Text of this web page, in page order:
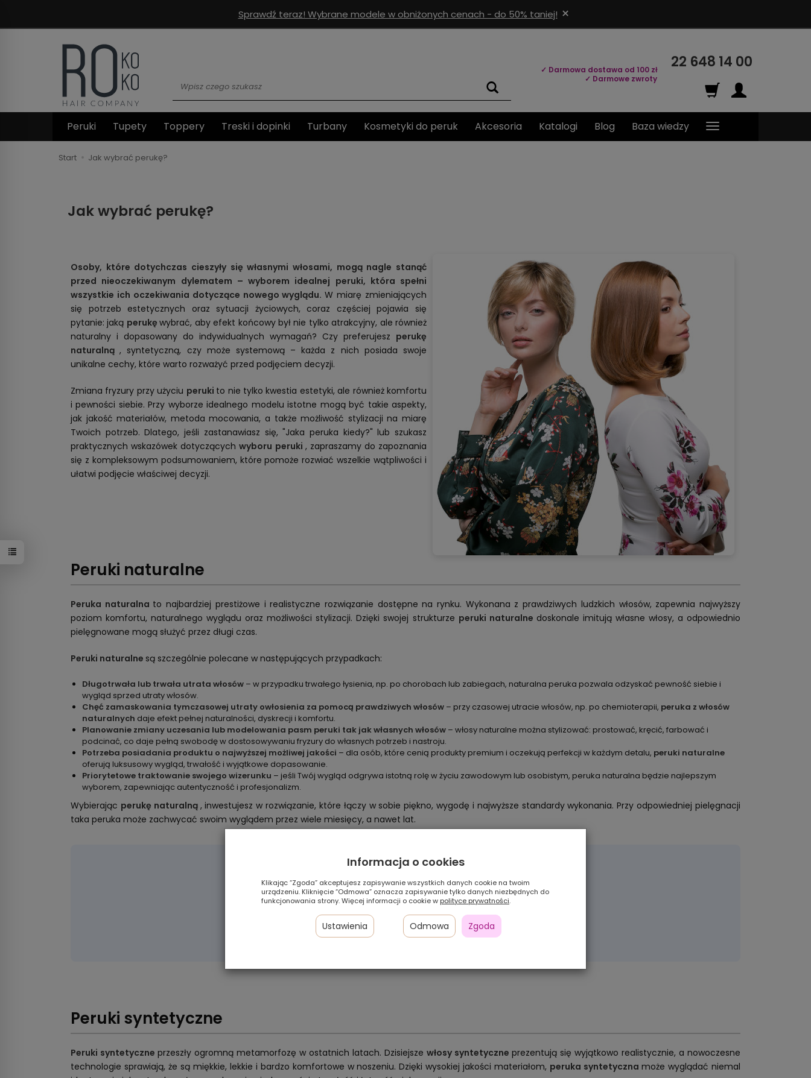
Sprawdź teraz! Wybrane modele w obniżonych cenach - do 50% taniej! ×
✓ Darmowa dostawa od 100 zł
✓ Darmowe zwroty
22 648 14 00
Peruki Tupety Toppery Treski i dopinki Turbany Kosmetyki do peruk Akcesoria Katalogi Blog Baza wiedzy
Start Jak wybrać perukę?
Jak wybrać perukę?
Osoby, które dotychczas cieszyły się własnymi włosami, mogą nagle stanąć
przed nieoczekiwanym dylematem – wyborem idealnej peruki, która spełni
wszystkie ich oczekiwania dotyczące nowego wyglądu.W miarę zmieniających
się potrzeb estetycznych oraz sytuacji życiowych, coraz częściej pojawia się
pytanie: jaką perukęwybrać, aby efekt końcowy był nie tylko atrakcyjny, ale również
naturalny i dopasowany do indywidualnych wymagań? Czy preferujesz perukę
naturalną, syntetyczną, czy może systemową – każda z nich posiada swoje
unikalne cechy, które warto rozważyć przed podjęciem decyzji.
Zmiana fryzury przy użyciu peruki to nie tylko kwestia estetyki, ale również komfortu
i pewności siebie. Przy wyborze idealnego modelu istotne mogą być takie aspekty,
jak jakość materiałów, metoda mocowania, a także możliwość stylizacji na miarę
Twoich potrzeb. Dlatego, jeśli zastanawiasz się, "Jaka peruka kiedy?" lub szukasz
praktycznych wskazówek dotyczącychwyboru peruki , zapraszamy do zapoznania
się z kompleksowym podsumowaniem, które pomoże rozwiać wszelkie wątpliwości i
ułatwi podjęcie właściwej decyzji.
Peruki naturalne
Peruka naturalna to najbardziej prestiżowe i realistyczne rozwiązanie dostępne na rynku. Wykonana z prawdziwych ludzkich włosów, zapewnia najwyższy
poziom komfortu, naturalnego wyglądu oraz możliwości stylizacji. Dzięki swojej strukturze peruki naturalne doskonale imitują własne włosy, a odpowiednio
pielęgnowane mogą służyć przez długi czas.
Peruki naturalne są szczególnie polecane w następujących przypadkach:
Długotrwała lub trwała utrata włosów – w przypadku trwałego łysienia, np. po chorobach lub zabiegach, naturalna peruka pozwala odzyskać pewność siebie i
wygląd sprzed utraty włosów.
Chęć zamaskowania tymczasowej utraty owłosienia za pomocą prawdziwych włosów – przy czasowej utracie włosów, np. po chemioterapii, peruka z włosów
naturalnych daje efekt pełnej naturalności, dyskrecji i komfortu.
Planowanie zmiany uczesania lub modelowania pasm peruki tak jak własnych włosów – włosy naturalne można stylizować: prostować, kręcić, farbować i
podcinać, co daje pełną swobodę w dostosowywaniu fryzury do własnych potrzeb i nastroju.
Potrzeba posiadania produktu o najwyższej możliwej jakości – dla osób, które cenią produkty premium i oczekują perfekcji w każdym detalu, peruki naturalne
oferują luksusowy wygląd, trwałość i wyjątkowe dopasowanie.
Priorytetowe traktowanie swojego wizerunku – jeśli Twój wygląd odgrywa istotną rolę w życiu zawodowym lub osobistym, peruka naturalna będzie najlepszym
wyborem, zapewniając autentyczność i profesjonalizm.
Wybierając perukę naturalną , inwestujesz w rozwiązanie, które łączy w sobie piękno, wygodę i najwyższe standardy wykonania. Przy odpowiedniej pielęgnacji
taka peruka może zachwycać swoim wyglądem przez wiele miesięcy, a nawet lat.
Marzysz o naturalnym wyglądzie i najwyższej jakości?
Zobacz nasze peruki naturalne
i wybierz model idealnie dopasowany do Twoich potrzeb!
Peruki syntetyczne
Peruki syntetyczne przeszły ogromną metamorfozę w ostatnich latach. Dzisiejsze włosy syntetyczne prezentują się wyjątkowo realistycznie, a nowoczesne
technologie sprawiają, że są miękkie, lekkie i bardzo komfortowe w noszeniu. Dzięki wysokiej jakości materiałom, peruka syntetycznamoże wyglądać niemal
Informacja o cookies
Klikając “Zgoda” akceptujesz zapisywanie wszystkich danych cookie na twoim
urządzeniu. Kliknięcie “Odmowa” oznacza zapisywanie tylko danych niezbędnych do
funkcjonowania strony. Więcej informacji o cookie w polityce prywatności.
Ustawienia Odmowa Zgoda